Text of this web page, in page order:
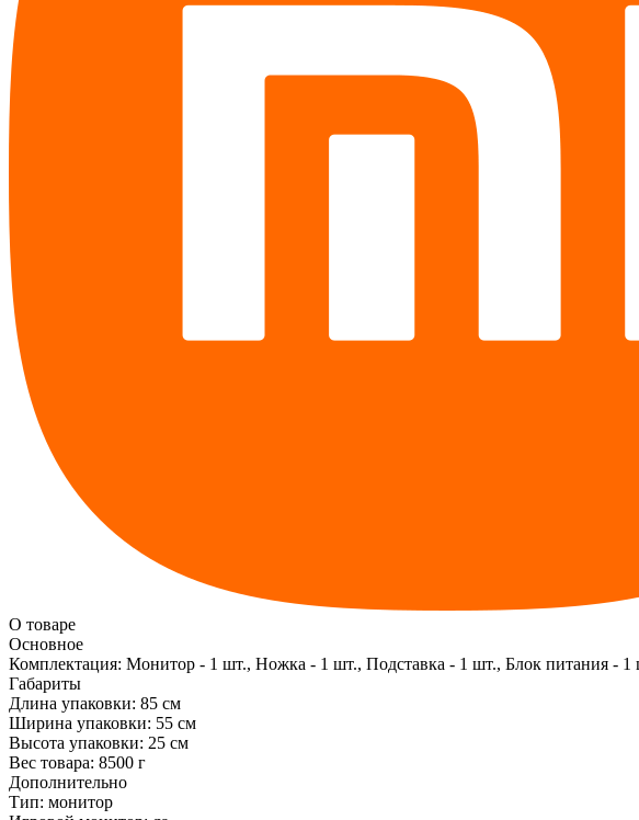
О товаре
Основное
Комплектация: Монитор - 1 шт., Ножка - 1 шт., Подставка - 1 шт., Блок питания -
Габариты
Длина упаковки: 85 см
Ширина упаковки: 55 см
Высота упаковки: 25 см
Вес товара: 8500 г
Дополнительно
Тип: монитор